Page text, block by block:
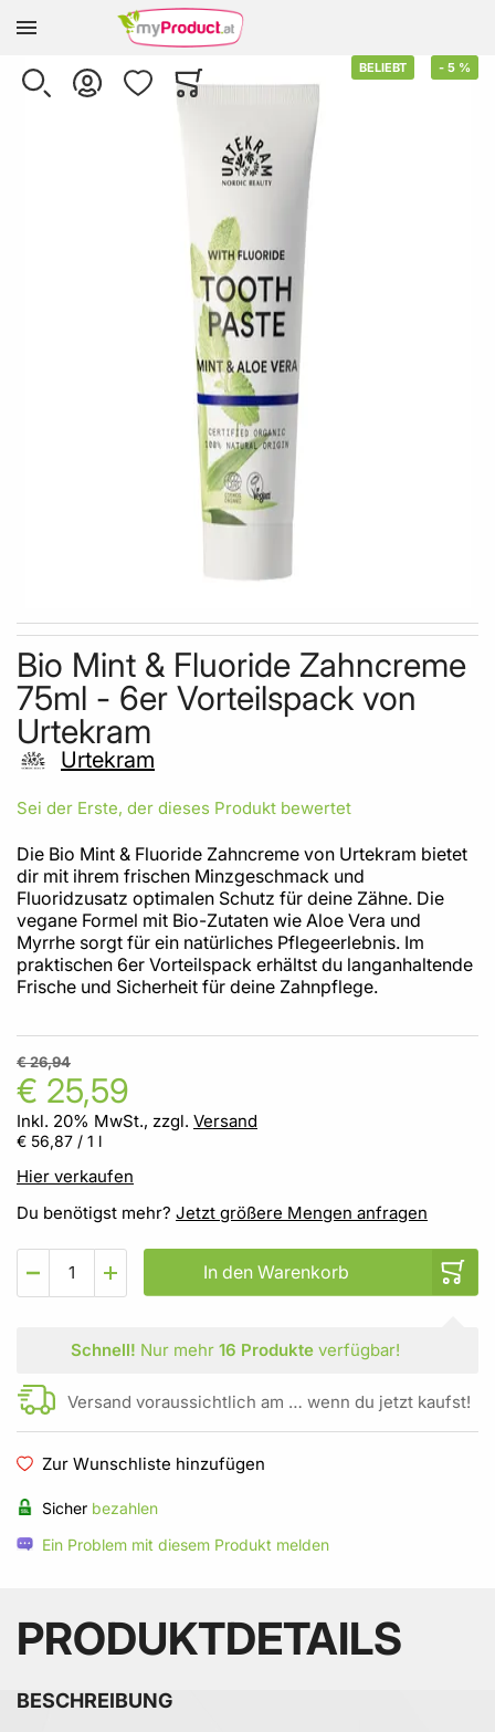
Zur Homepage
SUCHE KONTO WUNSCHLISTEWARENKORB
Minicart
Skip to the beginning of the images gallery
BELIEBT - 5 %
Bio Mint & Fluoride Zahncreme
75ml - 6er Vorteilspack von
Urtekram
Urtekram
Sei der Erste, der dieses Produkt bewertet
Die Bio Mint & Fluoride Zahncreme von Urtekram bietet
dir mit ihrem frischen Minzgeschmack und
Fluoridzusatz optimalen Schutz für deine Zähne. Die
vegane Formel mit Bio-Zutaten wie Aloe Vera und
Myrrhe sorgt für ein natürliches Pflegeerlebnis. Im
praktischen 6er Vorteilspack erhältst du langanhaltende
Frische und Sicherheit für deine Zahnpflege.
€ 25,59
€ 26,94
Inkl. 20% MwSt., zzgl. Versand
€ 56,87 / 1 l
Hier verkaufen
Du benötigst mehr? Jetzt größere Mengen anfragen
In den Warenkorb
Schnell! Nur mehr 16 Produkteverfügbar!
Versand voraussichtlich am … wenn du jetzt kaufst!
Zur Wunschliste hinzufügen
Sicher bezahlen
Ein Problem mit diesem Produkt melden
PRODUKTDETAILS
BESCHREIBUNG